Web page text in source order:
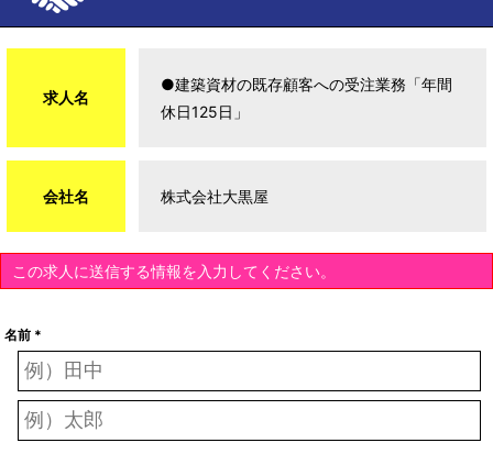
求人名
●建築資材の既存顧客への受注業務「年間
休日125日」
会社名
この求人に送信する情報を入力してください。
名前 *